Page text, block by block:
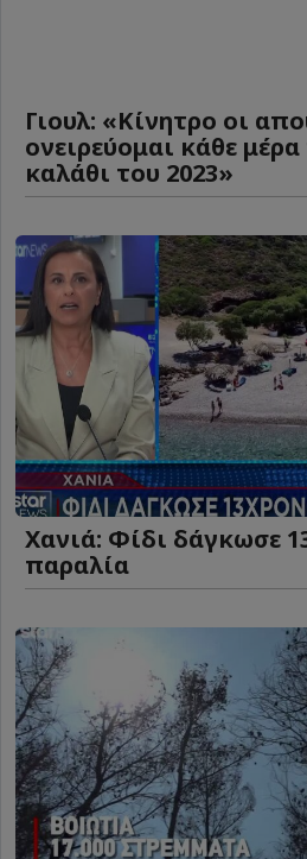
Γιουλ: «Κίνητρο οι
ονειρεύομαι κάθε
καλάθι του 2023»
Χανιά: Φίδι δάγκωσε
παραλία